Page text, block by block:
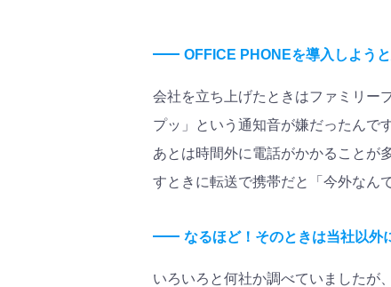
OFFICE PHONEを導入しよう
会社を立ち上げたときはファミリー
プッ」という通知音が嫌だったんです
あとは時間外に電話がかかることが
すときに転送で携帯だと「今外なん
なるほど！そのときは当社以外
いろいろと何社か調べていましたが